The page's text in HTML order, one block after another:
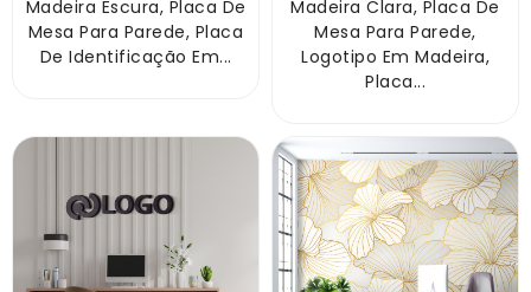
Madeira Escura, Placa De
Mesa Para Parede, Placa
De Identificação Em...
Madeira Clara, Placa De
Mesa Para Parede,
Logotipo Em Madeira,
Placa...